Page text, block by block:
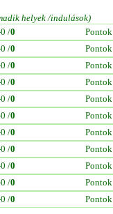
helyek /indulások)
/0
/0
/0
/0
/0
/0
/0
/0
/0
/0
/0